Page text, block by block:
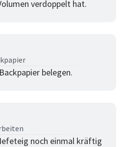
verdoppelt hat.
belegen.
noch einmal kräftig